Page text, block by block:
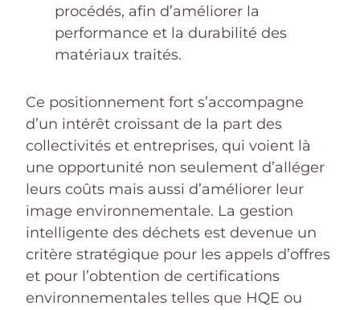
procédés, afin d’améliorer la
performance et la durabilité des
matériaux traités.
Ce positionnement fort s’accompagne
d’un intérêt croissant de la part des
collectivités et entreprises, qui voient là
une opportunité non seulement d’alléger
leurs coûts mais aussi d’améliorer leur
image environnementale. La gestion
intelligente des déchets est devenue un
critère stratégique pour les appels d’offres
et pour l’obtention de certifications
environnementales telles que HQE ou